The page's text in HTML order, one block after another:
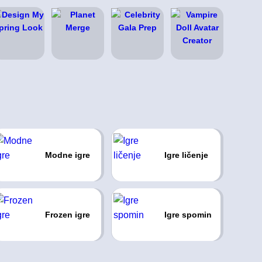
Modne igre Igre ličenje
Frozen igre Igre spomin